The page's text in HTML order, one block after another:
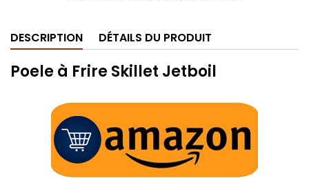
DESCRIPTION DÉTAILS DU PRODUIT
Poele à Frire Skillet Jetboil
.